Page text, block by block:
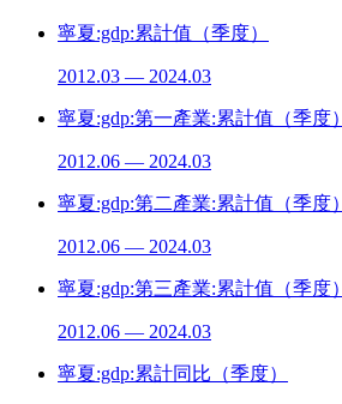
寧夏:gdp:累計值（季度）
2012.03 — 2024.03
寧夏:gdp:第一產業:累計值（季度）
2012.06 — 2024.03
寧夏:gdp:第二產業:累計值（季度）
2012.06 — 2024.03
寧夏:gdp:第三產業:累計值（季度）
2012.06 — 2024.03
寧夏:gdp:累計同比（季度）